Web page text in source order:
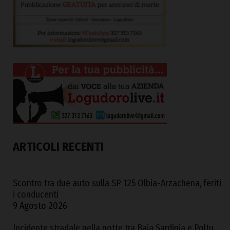
ARTICOLI RECENTI
Scontro tra due auto sulla SP 125 Olbia-Arzachena, feriti
i conducenti
9 Agosto 2026